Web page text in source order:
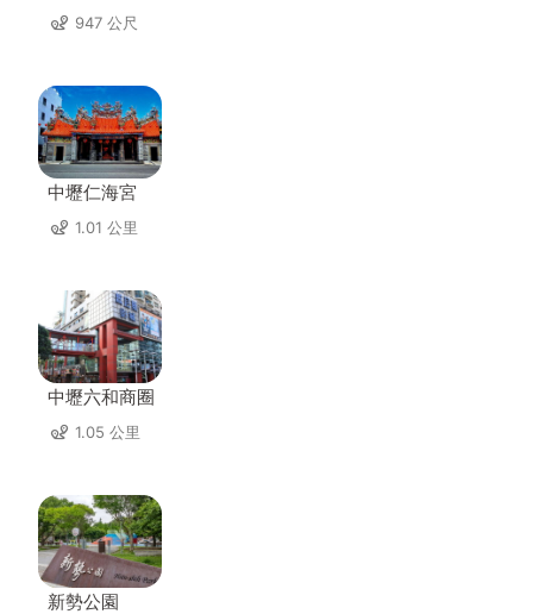
947 公尺
中壢仁海宮
1.01 公里
中壢六和商圈
1.05 公里
新勢公園